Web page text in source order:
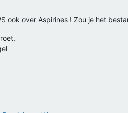
ook over Aspirines ! Zou je het